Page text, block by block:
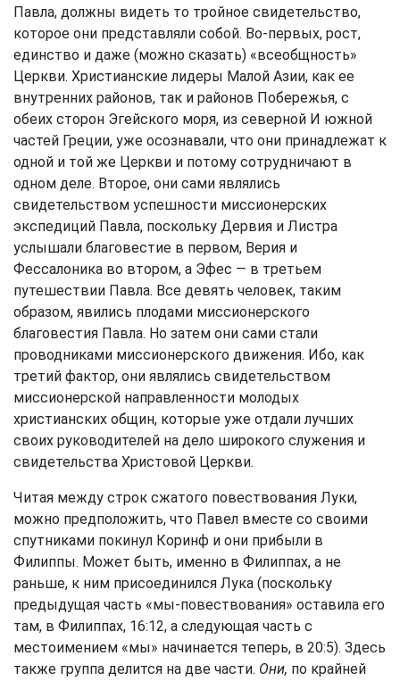
Павла, должны видеть то тройное свидетельство,
которое они представляли собой. Во-первых, рост,
единство и даже (можно сказать) «всеобщность»
Церкви. Христианские лидеры Малой Азии, как ее
внутренних районов, так и районов Побережья, с
обеих сторон Эгейского моря, из северной И южной
частей Греции, уже осознавали, что они принадлежат к
одной и той же Церкви и потому сотрудничают в
одном деле. Второе, они сами являлись
свидетельством успешности миссионерских
экспедиций Павла, поскольку Дервия и Листра
услышали благовестие в первом, Верия и
Фессалоника во втором, а Эфес — в третьем
путешествии Павла. Все девять человек, таким
образом, явились плодами миссионерского
благовестия Павла. Но затем они сами стали
проводниками миссионерского движения. Ибо, как
третий фактор, они являлись свидетельством
миссионерской направленности молодых
христианских общин, которые уже отдали лучших
своих руководителей на дело широкого служения и
свидетельства Христовой Церкви.
Читая между строк сжатого повествования Луки,
можно предположить, что Павел вместе со своими
спутниками покинул Коринф и они прибыли в
Филиппы. Может быть, именно в Филиппах, а не
раньше, к ним присоединился Лука (поскольку
предыдущая часть «мы-повествования» оставила его
там, в Филиппах, 16:12, а следующая часть с
местоимением «мы» начинается теперь, в 20:5). Здесь
также группа делится на две части. Они, по крайней